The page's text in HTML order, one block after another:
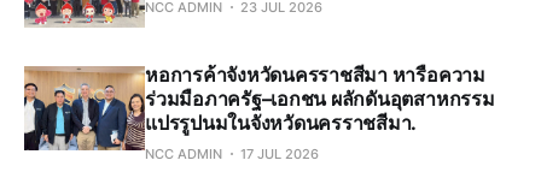
NCC ADMIN 23 JUL 2026
หอการค้าจังหวัดนครราชสีมา หารือความ
ร่วมมือภาครัฐ–เอกชน ผลักดันอุตสาหกรรม
แปรรูปนมในจังหวัดนครราชสีมา.
NCC ADMIN 17 JUL 2026